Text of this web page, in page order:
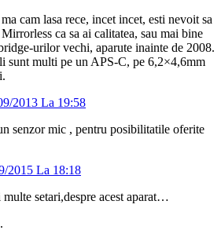
cam lasa rece, incet incet, esti nevoit sa
ca sa ai calitatea, sau mai bine
urilor vechi, aparute inainte de 2008.
sunt multi pe un APS-C, pe 6,2×4,6mm
2013 La 19:58
senzor mic , pentru posibilitatile oferite
2015 La 18:18
multe setari,despre acest aparat…